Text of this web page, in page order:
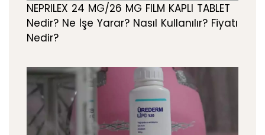
NEPRILEX 24 MG/26 MG FILM KAPLI TABLET
Nedir? Ne İşe Yarar? Nasıl Kullanılır? Fiyatı
Nedir?